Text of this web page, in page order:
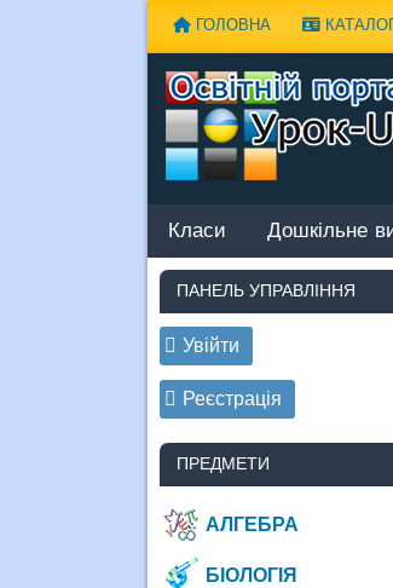
ГОЛОВНА
Класи Дошкільне
ПАНЕЛЬ УПРАВЛІННЯ
Увійти
Реєстрація
ПРЕДМЕТИ
АЛГЕБРА
БІОЛОГІЯ